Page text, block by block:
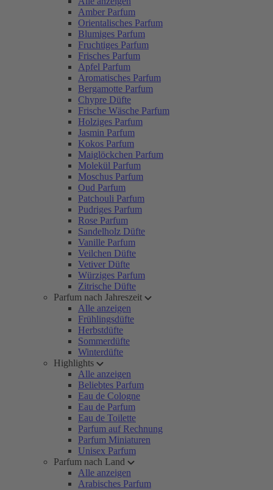
Amber Parfum
Orientalisches Parfum
Blumiges Parfum
Fruchtiges Parfum
Frisches Parfum
Apfel Parfum
Aromatisches Parfum
Bergamotte Parfum
Chypre Düfte
Frische Wäsche Parfum
Holziges Parfum
Jasmin Parfum
Kokos Parfum
Maiglöckchen Parfum
Molekül Parfum
Moschus Parfum
Oud Parfum
Patchouli Parfum
Pudriges Parfum
Rose Parfum
Sandelholz Düfte
Vanille Parfum
Veilchen Düfte
Vetiver Düfte
Würziges Parfum
Zitrische Düfte
Parfum nach Jahreszeit
Alle anzeigen
Frühlingsdüfte
Herbstdüfte
Sommerdüfte
Winterdüfte
Highlights
Alle anzeigen
Beliebtes Parfum
Eau de Cologne
Eau de Parfum
Eau de Toilette
Parfum auf Rechnung
Parfum Miniaturen
Unisex Parfum
Parfum nach Land
Alle anzeigen
Arabisches Parfum